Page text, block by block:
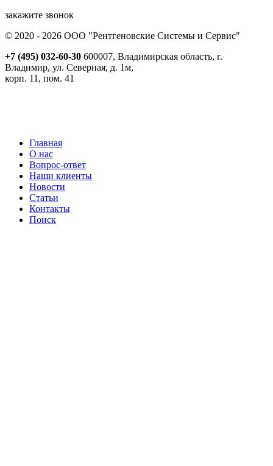
закажите звонок
© 2020 - 2026 ООО "Рентгеновские Системы и Сервис"
+7 (495) 032-60-30 600007, Владимирская область, г.
Владимир, ул. Северная, д. 1м,
корп. 11, пом. 41
Главная
О нас
Вопрос-ответ
Наши клиенты
Новости
Статьи
Контакты
Поиск